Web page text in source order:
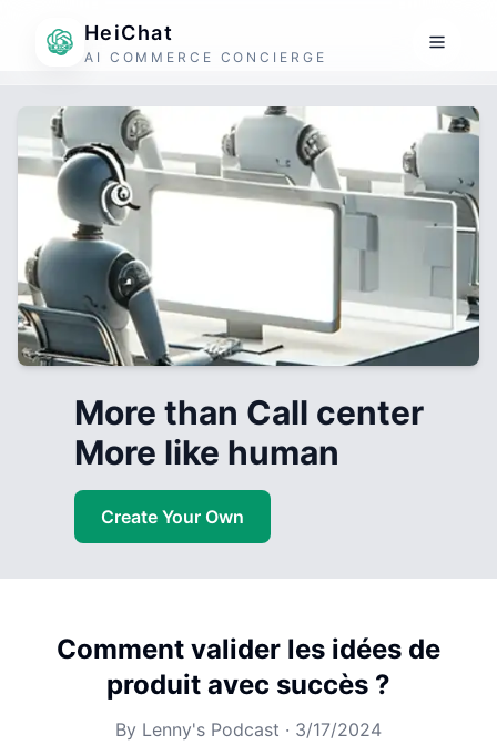
HeiChat
AI COMMERCE CONCIERGE
More than Call center
More like human
Create Your Own
Comment valider les idées de
produit avec succès ?
By Lenny's Podcast · 3/17/2024